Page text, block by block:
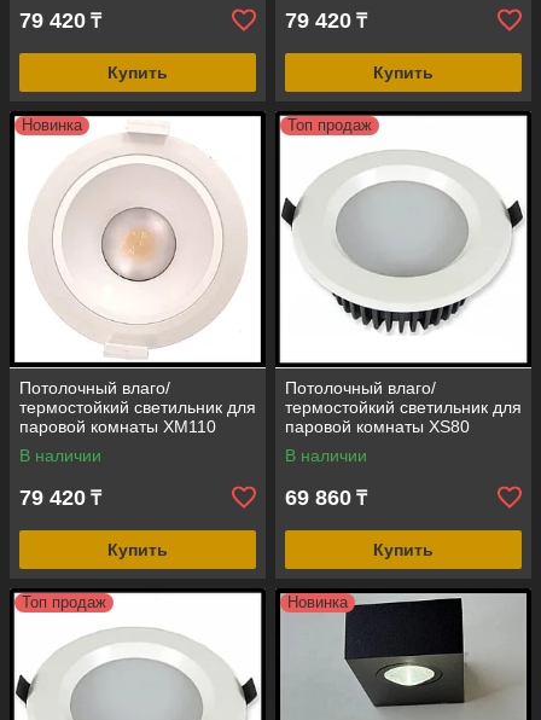
79 420 ₸
Купить
79 420 ₸
Купить
Новинка
Потолочный влаго/
термостойкий светильник для
паровой комнаты XM110
(встраиваемый, 4000K, 15W,
12V, IP67, LED)
В наличии
79 420 ₸
Купить
Топ продаж
Потолочный влаго/
термостойкий светильник для
паровой комнаты XS80
(встраиваемый, 3000K, 9W,
12V, IP67, LED)
В наличии
69 860 ₸
Купить
Топ продаж Новинка